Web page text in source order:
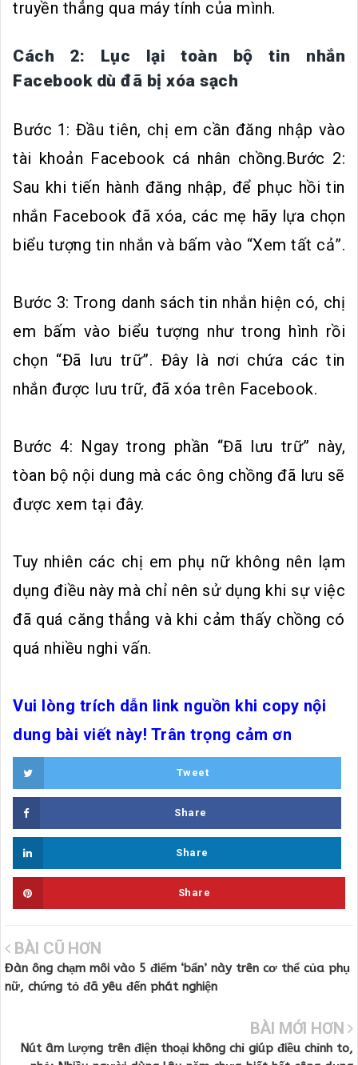
truyền thẳng qua máy tính của mình.
Cách 2: Lục lại toàn bộ tin nhắn
Facebook dù đã bị xóa sạch
Bước 1: Đầu tiên, chị em cần đăng nhập vào
tài khoản Facebook cá nhân chồng.Bước 2:
Sau khi tiến hành đăng nhập, để phục hồi tin
nhắn Facebook đã xóa, các mẹ hãy lựa chọn
biểu tượng tin nhắn và bấm vào “Xem tất cả”.
Bước 3: Trong danh sách tin nhắn hiện có, chị
em bấm vào biểu tượng như trong hình rồi
chọn “Đã lưu trữ”. Đây là nơi chứa các tin
nhắn được lưu trữ, đã xóa trên Facebook.
Bước 4: Ngay trong phần “Đã lưu trữ” này,
tòan bộ nội dung mà các ông chồng đã lưu sẽ
được xem tại đây.
Tuy nhiên các chị em phụ nữ không nên lạm
dụng điều này mà chỉ nên sử dụng khi sự việc
đã quá căng thẳng và khi cảm thấy chồng có
quá nhiều nghi vấn.
Vui lòng trích dẫn link nguồn khi copy nội
dung bài viết này! Trân trọng cảm ơn
Tweet
Share
Share
Share
BÀI CŨ HƠN
Đàn ông chạm môi vào 5 điểm ‘bẩn’ này trên cơ thể của phụ
nữ, chứng tỏ đã yêu đến phát nghiện
BÀI MỚI HƠN
Nút âm lượng trên điện thoại không chỉ giúp điều chỉnh to,